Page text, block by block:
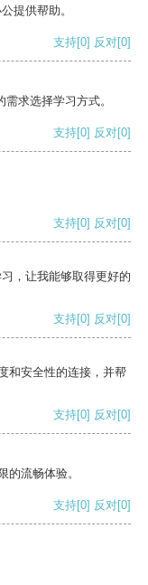
提供帮助。
支持[0] 反对[0]
求选择学习方式。
支持[0] 反对[0]
支持[0] 反对[0]
，让我能够取得更好的
支持[0] 反对[0]
和安全性的连接，并帮
支持[0] 反对[0]
的流畅体验。
支持[0] 反对[0]